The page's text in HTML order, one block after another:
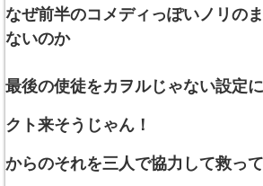
なぜ前半のコメディっぽいノリの
ないのか
最後の使徒をカヲルじゃない設定
クト来そうじゃん！
からのそれを三人で協力して救っ